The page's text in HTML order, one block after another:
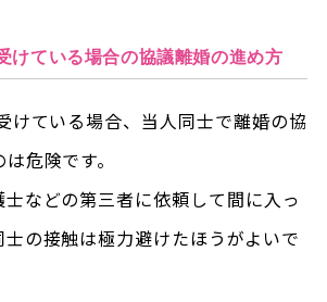
けている場合の協議離婚の進め方
けている場合、当人同士で離婚の協
危険です。
などの第三者に依頼して間に入っ
の接触は極力避けたほうがよいで